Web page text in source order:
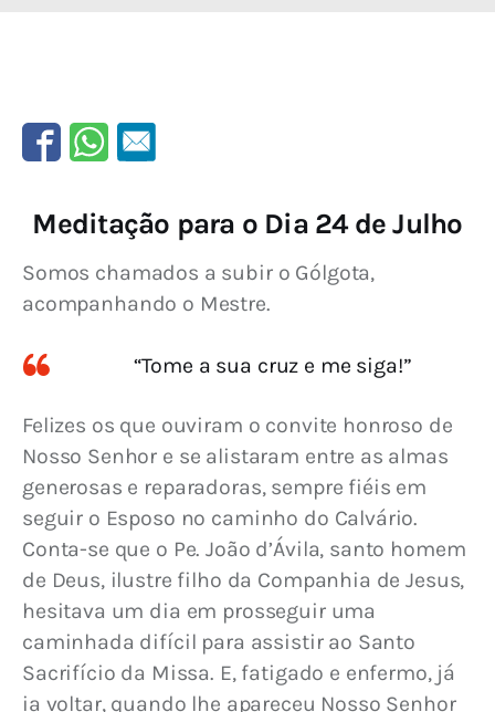
Meditação para o Dia 24 de Julho
Somos chamados a subir o Gólgota,
acompanhando o Mestre.
“Tome a sua cruz e me siga!”
Felizes os que ouviram o convite honroso de
Nosso Senhor e se alistaram entre as almas
generosas e reparadoras, sempre fiéis em
seguir o Esposo no caminho do Calvário.
Conta-se que o Pe. João d’Ávila, santo homem
de Deus, ilustre filho da Companhia de Jesus,
hesitava um dia em prosseguir uma
caminhada difícil para assistir ao Santo
Sacrifício da Missa. E, fatigado e enfermo, já
ia voltar, quando lhe apareceu Nosso Senhor